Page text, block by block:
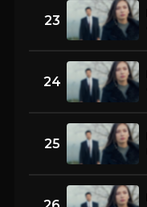
23
24
25